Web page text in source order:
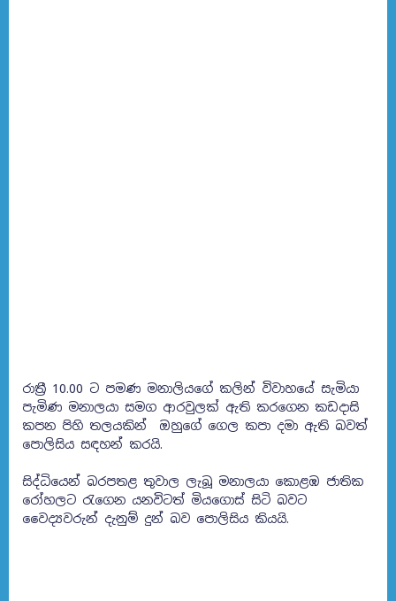
රාත්‍රී 10.00 ට පමණ මනාලියගේ කලින් විවාහයේ සැමියා
පැමිණ මනාලයා සමග ආරවුලක් ඇති කරගෙන කඩදාසි
කපන පිහි තලයකින් ඔහුගේ ගෙල කපා දමා ඇති බවත්
පොලිසිය සඳහන් කරයි.
සිද්ධියෙන් බරපතළ තුවාල ලැබූ මනාලයා කොළඹ ජාතික
රෝහලට රැගෙන යනවිටත් මියගොස් සිටි බවට
වෛද්‍යවරුන් දැනුම් දුන් බව පොලිසිය කියයි.